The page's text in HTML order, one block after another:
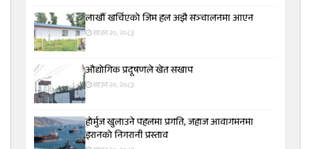
लाखौँ खर्चिएको जिम हल अझै सञ्चालनमा आएन
साउन २०, २०८३
औद्योगिक प्रदूषणले खेत सखाप
साउन २०, २०८३
होर्मुज खुलाउने पहलमा प्रगति, जहाज आवागमनमा
इरानको निगरानी प्रस्ताव